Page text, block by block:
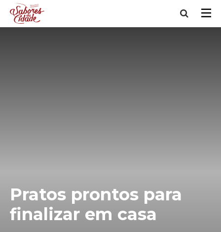
Pratos prontos para
finalizar em casa